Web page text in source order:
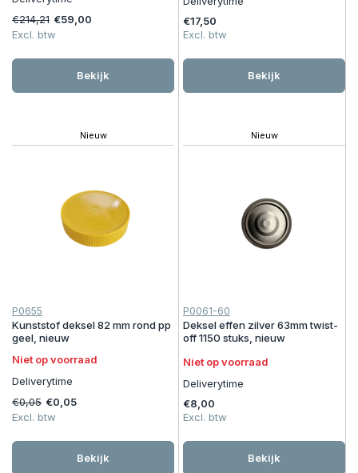
€214,21 €59,00
Excl. btw
Bekijk
€17,50
Excl. btw
Bekijk
Nieuw
P0655
Kunststof deksel 82 mm rond pp
geel, nieuw
Niet op voorraad
Deliverytime
€0,05 €0,05
Excl. btw
Bekijk
Nieuw
P0061-60
Deksel effen zilver 63mm twist-
off 1150 stuks, nieuw
Niet op voorraad
Deliverytime
€8,00
Excl. btw
Bekijk